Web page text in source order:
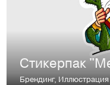
Брендинг,Иллюстрация